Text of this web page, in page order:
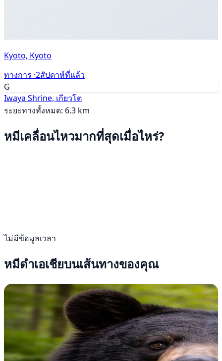
Kyoto, Kyoto
ทางการ ·2สัปดาห์ที่แล้ว
G
Iwaya Shrine, เกียวโต
ระยะทางทั้งหมด: 6.3 km
หมีเคลื่อนไหวมากที่สุดเมื่อไหร่?
ไม่มีข้อมูลเวลา
หมีดำเอเชียบนเส้นทางของคุณ